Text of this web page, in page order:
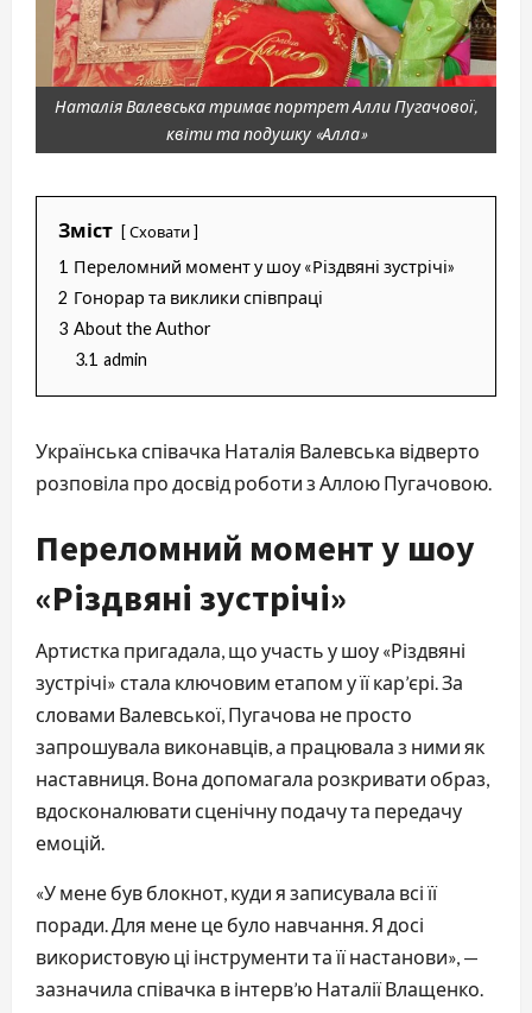
Наталія Валевська тримає портрет Алли Пугачової,
квіти та подушку «Алла»
Зміст Сховати
1 Переломний момент у шоу «Різдвяні зустрічі»
2 Гонорар та виклики співпраці
3 About the Author
3.1 admin
Українська співачка Наталія Валевська відверто
розповіла про досвід роботи з Аллою Пугачовою.
Переломний момент у шоу
«Різдвяні зустрічі»
Артистка пригадала, що участь у шоу «Різдвяні
зустрічі» стала ключовим етапом у її кар’єрі. За
словами Валевської, Пугачова не просто
запрошувала виконавців, а працювала з ними як
наставниця. Вона допомагала розкривати образ,
вдосконалювати сценічну подачу та передачу
емоцій.
«У мене був блокнот, куди я записувала всі її
поради. Для мене це було навчання. Я досі
використовую ці інструменти та її настанови», —
зазначила співачка в інтерв’ю Наталії Влащенко.